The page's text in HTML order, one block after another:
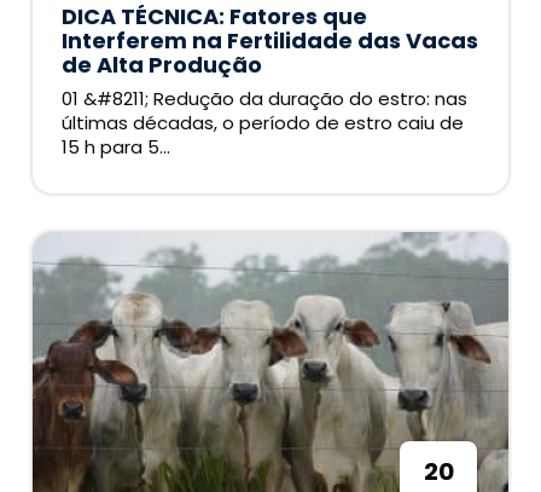
DICA TÉCNICA: Fatores que
Interferem na Fertilidade das Vacas
de Alta Produção
01 &#8211; Redução da duração do estro: nas
últimas décadas, o período de estro caiu de
15 h para 5...
20